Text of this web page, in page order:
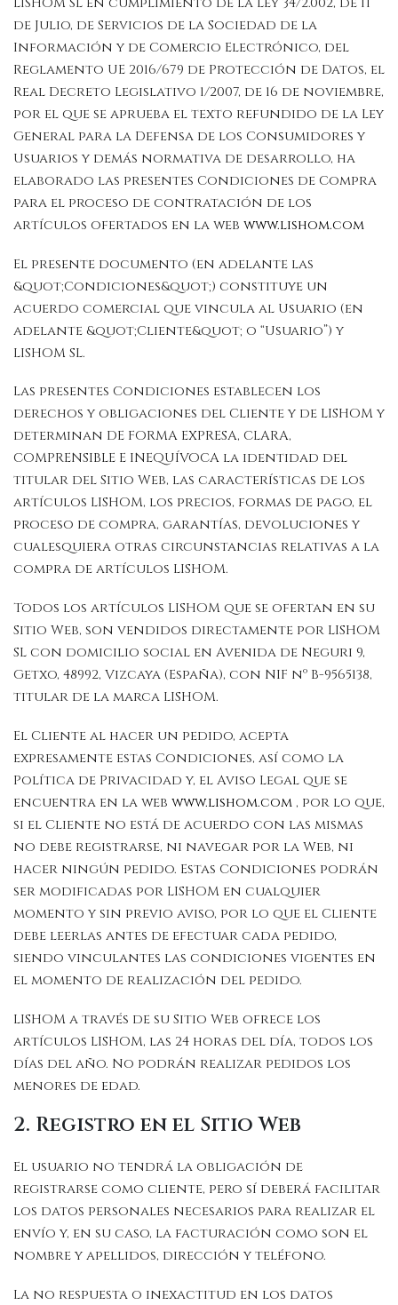
de Julio, de Servicios de la Sociedad de la
Información y de Comercio Electrónico, del
Reglamento UE 2016/679 de Protección de Datos, el
Real Decreto Legislativo 1/2007, de 16 de noviembre,
por el que se aprueba el texto refundido de la Ley
General para la Defensa de los Consumidores y
Usuarios y demás normativa de desarrollo, ha
elaborado las presentes Condiciones de Compra
para el proceso de contratación de los
artículos ofertados en la web www.lishom.com
El presente documento (en adelante las
&quot;Condiciones&quot;) constituye un
acuerdo comercial que vincula al Usuario (en
adelante &quot;Cliente&quot; o “Usuario”) y
LISHOM SL.
Las presentes Condiciones establecen los
derechos y obligaciones del Cliente y de LISHOM y
determinan DE FORMA EXPRESA, CLARA,
COMPRENSIBLE E INEQUÍVOCA la identidad del
titular del Sitio Web, las características de los
artículos LISHOM, los precios, formas de pago, el
proceso de compra, garantías, devoluciones y
cualesquiera otras circunstancias relativas a la
compra de artículos LISHOM.
Todos los artículos LISHOM que se ofertan en su
Sitio Web, son vendidos directamente por LISHOM
SL con domicilio social en Avenida de Neguri 9,
Getxo, 48992, Vizcaya (España), con NIF nº B-9565138,
titular de la marca LISHOM.
El Cliente al hacer un pedido, acepta
expresamente estas Condiciones, así como la
Política de Privacidad y, el Aviso Legal que se
encuentra en la web www.lishom.com , por lo que,
si el Cliente no está de acuerdo con las mismas
no debe registrarse, ni navegar por la Web, ni
hacer ningún pedido. Estas Condiciones podrán
ser modificadas por LISHOM en cualquier
momento y sin previo aviso, por lo que el Cliente
debe leerlas antes de efectuar cada pedido,
siendo vinculantes las condiciones vigentes en
el momento de realización del pedido.
LISHOM a través de su Sitio Web ofrece los
artículos LISHOM, las 24 horas del día, todos los
días del año. No podrán realizar pedidos los
menores de edad.
2. Registro en el Sitio Web
El usuario no tendrá la obligación de
registrarse como cliente, pero sí deberá facilitar
los datos personales necesarios para realizar el
envío y, en su caso, la facturación como son el
nombre y apellidos, dirección y teléfono.
La no respuesta o inexactitud en los datos